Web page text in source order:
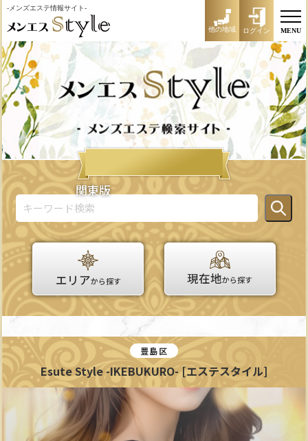
-メンズエステ情報サイト-
他の地域 ログイン MENU
関東版
エリアから探す 現在地から探す
豊島区
Esute Style -IKEBUKURO- [エステスタイル]